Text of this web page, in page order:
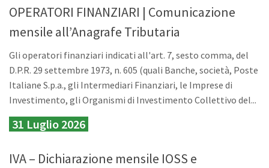
OPERATORI FINANZIARI | Comunicazione
mensile all’Anagrafe Tributaria
Gli operatori finanziari indicati all'art. 7, sesto comma, del
D.P.R. 29 settembre 1973, n. 605 (quali Banche, società, Poste
Italiane S.p.a., gli Intermediari Finanziari, le Imprese di
Investimento, gli Organismi di Investimento Collettivo del...
31 Luglio 2026
IVA – Dichiarazione mensile IOSS e